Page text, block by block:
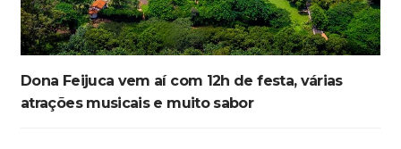
Dona Feijuca vem aí com 12h de festa, várias
atrações musicais e muito sabor